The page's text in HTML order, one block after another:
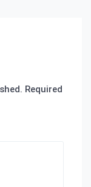
Required